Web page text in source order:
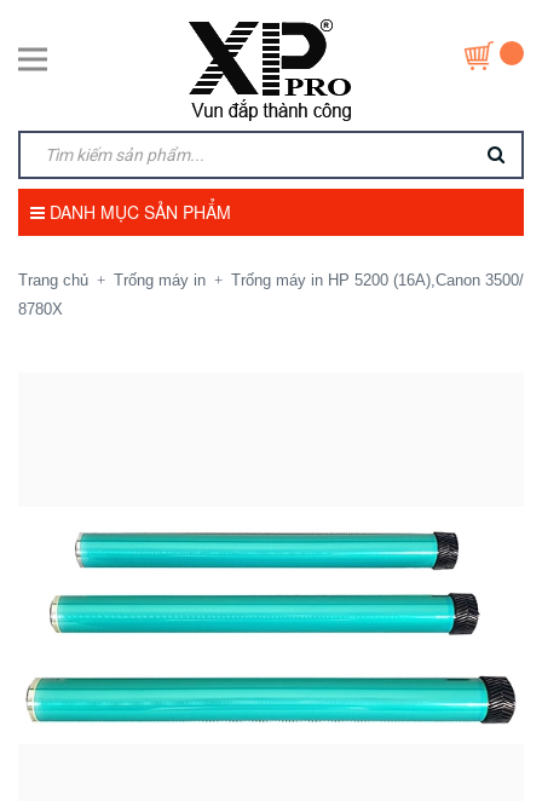
DANH MỤC SẢN PHẨM
Trang chủ + Trống máy in + Trống máy in HP 5200 (16A),Canon 3500/
8780X